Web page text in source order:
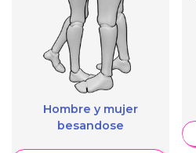
Hombre y mujer
besandose